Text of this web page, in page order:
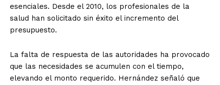
esenciales. Desde el 2010, los profesionales de la
salud han solicitado sin éxito el incremento del
presupuesto.
La falta de respuesta de las autoridades ha provocado
que las necesidades se acumulen con el tiempo,
elevando el monto requerido. Hernández señaló que